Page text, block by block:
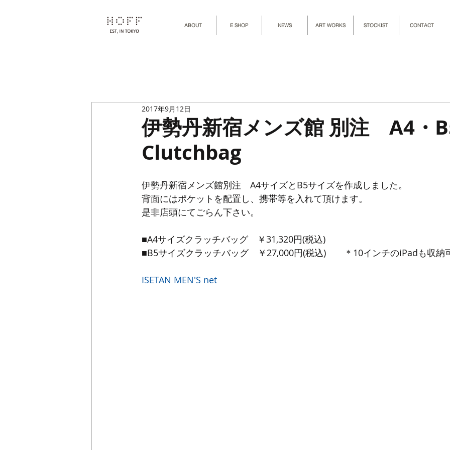
ABOUT E SHOP NEWS ART WORKS STOCKIST CONTACT
伊勢丹新宿メンズ館 別注 A4・
Clutchbag
2017年9月12日
伊勢丹新宿メンズ館別注　A4サイズとB5サイズを作成しました。
背面にはポケットを配置し、携帯等を入れて頂けます。
是非店頭にてごらん下さい。
■A4サイズクラッチバッグ　￥31,320円(税込)
■B5サイズクラッチバッグ　￥27,000円(税込)　　＊10インチのiPadも収納
ISETAN MEN'S net